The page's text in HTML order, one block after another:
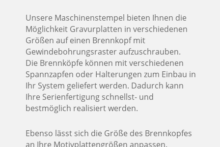
Unsere Maschinenstempel bieten Ihnen die
Möglichkeit Gravurplatten in verschiedenen
Größen auf einen Brennkopf mit
Gewindebohrungsraster aufzuschrauben.
Die Brennköpfe können mit verschiedenen
Spannzapfen oder Halterungen zum Einbau in
Ihr System geliefert werden. Dadurch kann
Ihre Serienfertigung schnellst- und
bestmöglich realisiert werden.
Ebenso lässt sich die Größe des Brennkopfes
an Ihre Motivplattengrößen anpassen.